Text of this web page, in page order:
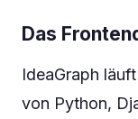
Das
IdeaGraph
von Python,